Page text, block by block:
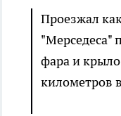
Проезжал
"Мерседеса"
фара и
километров